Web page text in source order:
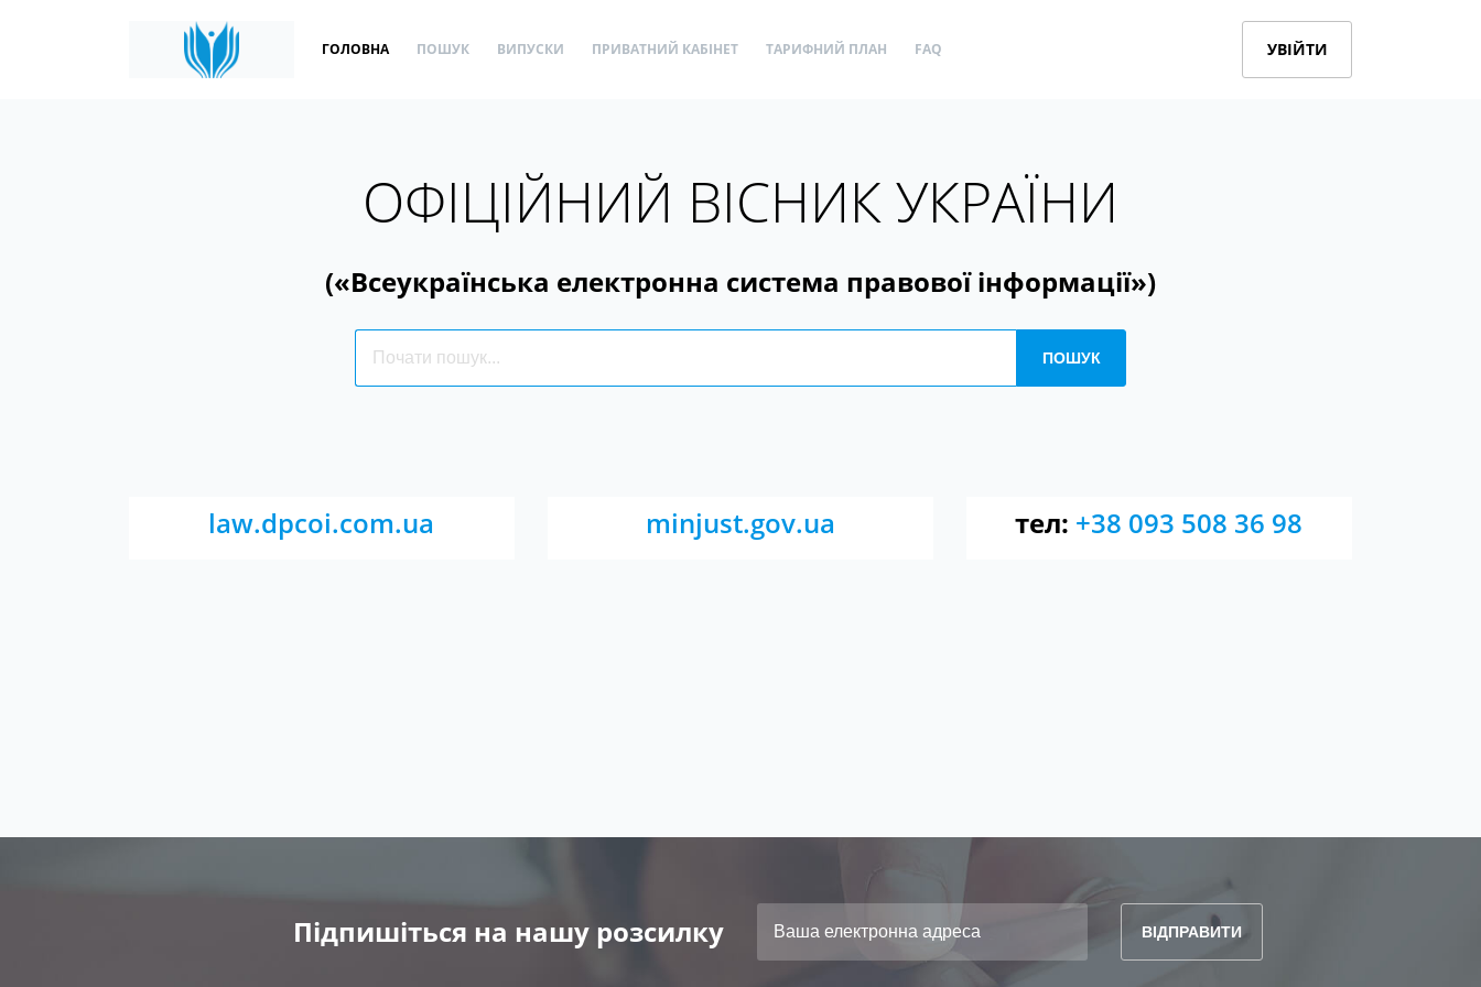
ГОЛОВНА ПОШУК ВИПУСКИ ПРИВАТНИЙ КАБІНЕТ ТАРИФНИЙ ПЛАН FAQ УВІЙТИ
ОФІЦІЙНИЙ ВІСНИК УКРАЇНИ
(«Всеукраїнська електронна система правової інформації»)
law.dpcoi.com.ua minjust.gov.ua тел: +38 093 508 36 98
Підпишіться на нашу розсилку